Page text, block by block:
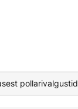
pollarivalgustid